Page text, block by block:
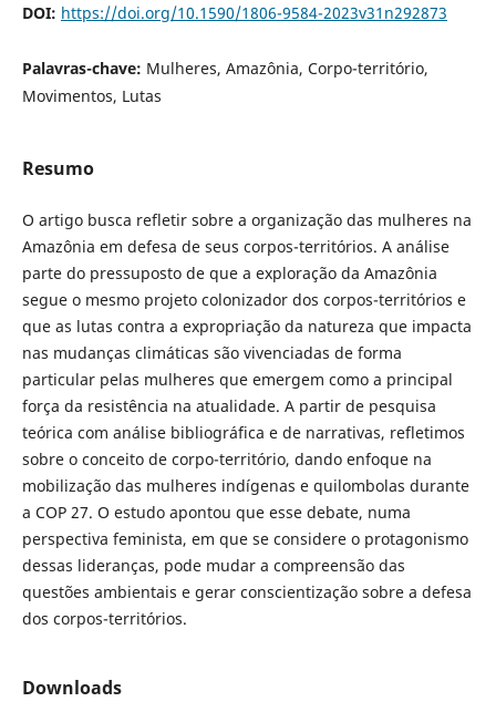
DOI: https://doi.org/10.1590/1806-9584-2023v31n292873
Palavras-chave: Mulheres, Amazônia, Corpo-território,
Movimentos, Lutas
Resumo
O artigo busca refletir sobre a organização das mulheres na
Amazônia em defesa de seus corpos-territórios. A análise
parte do pressuposto de que a exploração da Amazônia
segue o mesmo projeto colonizador dos corpos-territórios e
que as lutas contra a expropriação da natureza que impacta
nas mudanças climáticas são vivenciadas de forma
particular pelas mulheres que emergem como a principal
força da resistência na atualidade. A partir de pesquisa
teórica com análise bibliográfica e de narrativas, refletimos
sobre o conceito de corpo-território, dando enfoque na
mobilização das mulheres indígenas e quilombolas durante
a COP 27. O estudo apontou que esse debate, numa
perspectiva feminista, em que se considere o protagonismo
dessas lideranças, pode mudar a compreensão das
questões ambientais e gerar conscientização sobre a defesa
dos corpos-territórios.
Downloads